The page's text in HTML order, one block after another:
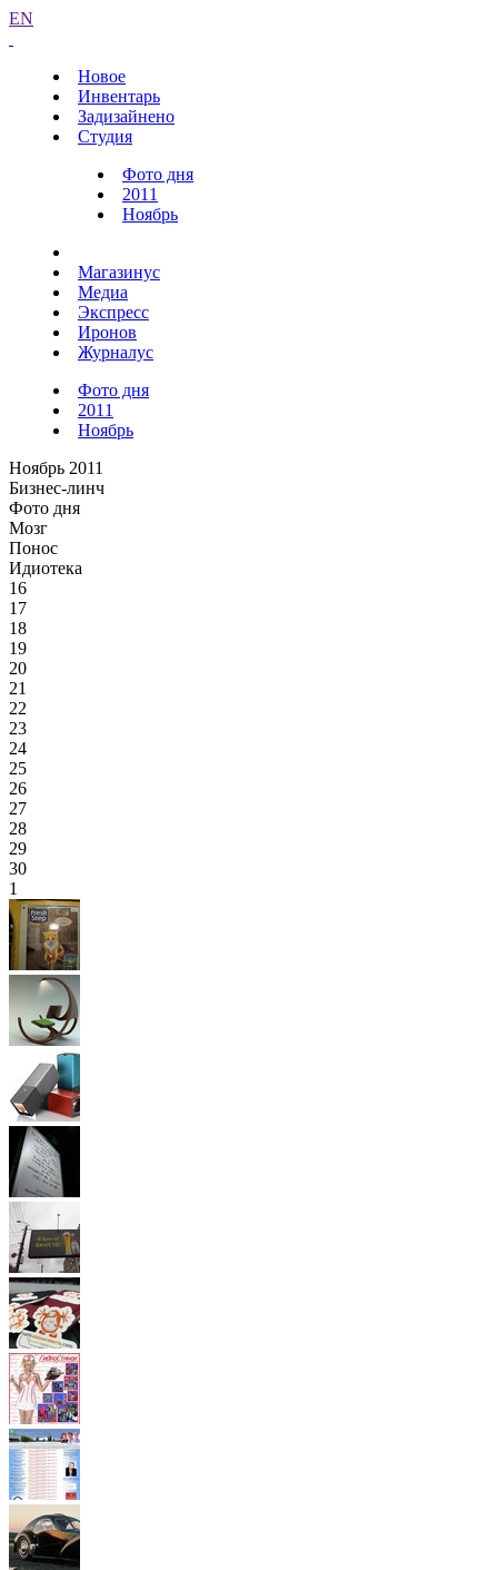
EN
Новое
Инвентарь
Задизайнено
Студия
Фото дня
2011
Ноябрь
Магазинус
Медиа
Экспресс
Иронов
Журналус
Фото дня
2011
Ноябрь
Ноябрь 2011
Бизнес-линч
Фото дня
Мозг
Понос
Идиотека
16
17
18
19
20
21
22
23
24
25
26
27
28
29
30
1